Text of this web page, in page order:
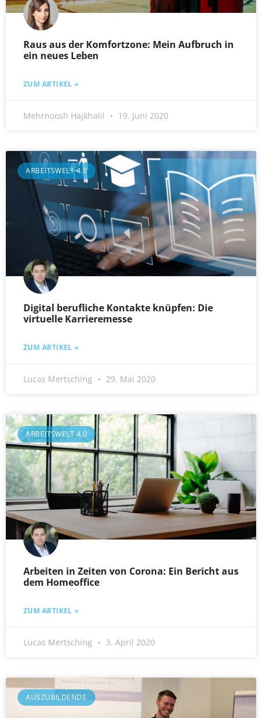
Raus aus der Komfortzone: Mein Aufbruch in
ein neues Leben
ZUM ARTIKEL »
Mehrnoosh Hajkhalil 19. Juni 2020
ARBEITSWELT 4.0
Digital berufliche Kontakte knüpfen: Die
virtuelle Karrieremesse
ZUM ARTIKEL »
Lucas Mertsching 29. Mai 2020
ARBEITSWELT 4.0
Arbeiten in Zeiten von Corona: Ein Bericht aus
dem Homeoffice
ZUM ARTIKEL »
Lucas Mertsching 3. April 2020
AUSZUBILDENDE